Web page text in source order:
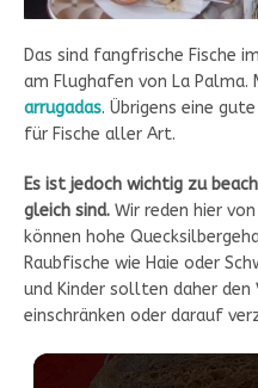
Das sind fangfrische Fische
am Flughafen von La Palma.
arrugadas. Übrigens eine
für Fische aller Art.
Es ist jedoch wichtig zu
gleich sind. Wir reden hier
können hohe
Raubfische wie Haie oder
und Kinder sollten daher den
einschränken oder darauf